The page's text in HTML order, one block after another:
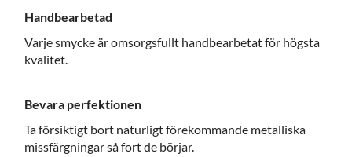
Handbearbetad
Varje smycke är omsorgsfullt handbearbetat för högsta
kvalitet.
Bevara perfektionen
Ta försiktigt bort naturligt förekommande metalliska
missfärgningar så fort de börjar.